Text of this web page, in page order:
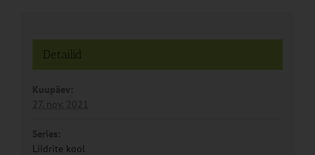
Detailid
Kuupäev:
27. nov. 2021
Series:
Liidrite kool